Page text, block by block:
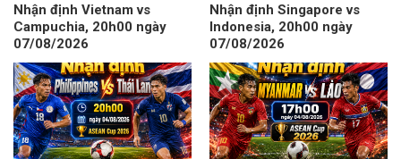
Nhận định Vietnam vs
Campuchia, 20h00 ngày
07/08/2026
Nhận định Singapore vs
Indonesia, 20h00 ngày
07/08/2026